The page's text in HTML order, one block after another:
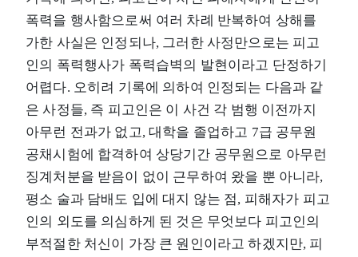
폭력을 행사함으로써 여러 차례 반복하여 상해를
가한 사실은 인정되나, 그러한 사정만으로는 피고
인의 폭력행사가 폭력습벽의 발현이라고 단정하기
어렵다. 오히려 기록에 의하여 인정되는 다음과 같
은 사정들, 즉 피고인은 이 사건 각 범행 이전까지
아무런 전과가 없고, 대학을 졸업하고 7급 공무원
공채시험에 합격하여 상당기간 공무원으로 아무런
징계처분을 받음이 없이 근무하여 왔을 뿐 아니라,
평소 술과 담배도 입에 대지 않는 점, 피해자가 피고
인의 외도를 의심하게 된 것은 무엇보다 피고인의
부적절한 처신이 가장 큰 원인이라고 하겠지만, 피